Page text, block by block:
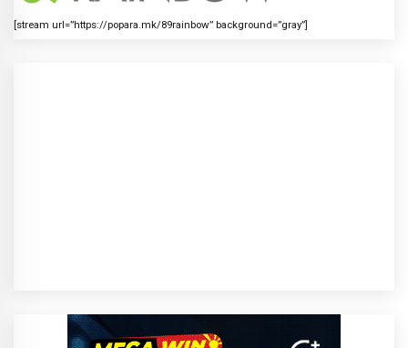
[stream url=”https://popara.mk/89rainbow” background=”gray”]